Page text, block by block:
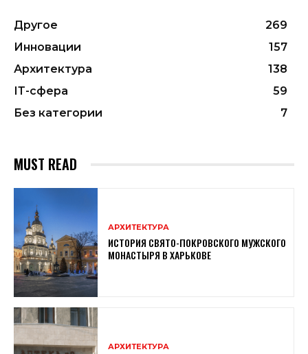
Другое
269
Инновации
157
Архитектура
138
ІТ-сфера
59
Без категории
7
MUST READ
АРХИТЕКТУРА
ИСТОРИЯ СВЯТО-ПОКРОВСКОГО МУЖСКОГО
МОНАСТЫРЯ В ХАРЬКОВЕ
АРХИТЕКТУРА